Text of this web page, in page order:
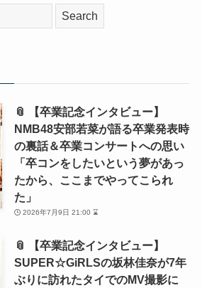
📎 【卒業記念インタビュー】
NMB48安部若菜が語る卒業発表時
の裏話＆卒業コンサートへの思い
「卒コンをしたいという夢があっ
たから、ここまでやってこられ
た」
2026年7月9日 21:00 ⌛
📎 【卒業記念インタビュー】
SUPER☆GiRLSの坂林佳奈が7年
ぶりに訪れたタイでのMV撮影に